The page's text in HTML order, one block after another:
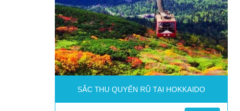
SẮC THU QUYẾN RŨ TẠI HOKKAIDO